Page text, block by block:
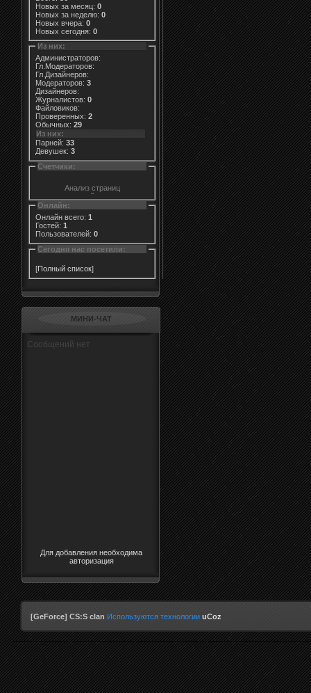
Новых за месяц: 0
Новых за неделю: 0
Новых вчера: 0
Новых сегодня: 0
Из них:
Администраторов:
Гл.Модераторов:
Гл.Дизайнеров:
Модераторов: 3
Дизайнеров:
Журналистов: 0
Файловиков:
Проверенных: 2
Обычных: 29
Из них:
Парней: 33
Девушек: 3
Счетчики:
Онлайн:
Онлайн всего: 1
Гостей: 1
Пользователей: 0
Сегодня нас посетили:
[Полный список]
МИНИ-ЧАТ
Для добавления необходима
авторизация
[GeForce] CS:S clan Используются технологии uCoz